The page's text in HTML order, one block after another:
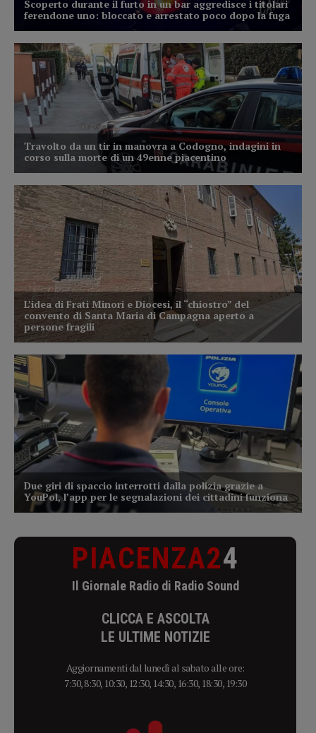
PIACENZA24
Il Giornale Radio di Radio Sound
CLICCA E ASCOLTA
LE ULTIME NOTIZIE
Aggiornamenti dal lunedì al sabato alle ore:
7:30, 8:30, 10:30, 12:30, 14:30, 16:30, 18:30, 19:30